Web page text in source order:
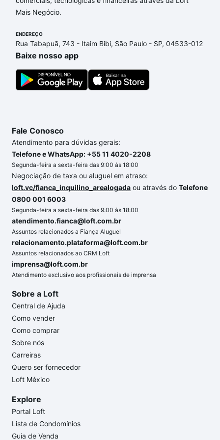
adequar ao seu orçamento. Se ainda tem alguma
compra, veja em nosso portal
um apartamento
e conte com a gente para comprar
o imóvel dos seus sonhos com segurança e
conforto. Loft, com você até as chaves.
Mais Negócio.
ENDEREÇO
Rua Tabapuã, 743 - Itaim Bibi, São Paulo - SP, 04533-012
Baixe nosso app
Fale Conosco
Atendimento para dúvidas gerais:
Telefone e WhatsApp: +55 11 4020-2208
Segunda-feira a sexta-feira das 9:00 às 18:00
Negociação de taxa ou aluguel em atraso:
loft.vc/fianca_inquilino_arealogada ou através do Telefone
0800 001 6003
Segunda-feira a sexta-feira das 9:00 às 18:00
atendimento.fianca@loft.com.br
Assuntos relacionados a Fiança Aluguel
relacionamento.plataforma@loft.com.br
Assuntos relacionados ao CRM Loft
imprensa@loft.com.br
Atendimento exclusivo aos profissionais de imprensa
Sobre a Loft
Central de Ajuda
Como vender
Como comprar
Sobre nós
Carreiras
Quero ser fornecedor
Loft México
Explore
Portal Loft
Lista de Condomínios
Guia de Venda